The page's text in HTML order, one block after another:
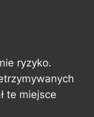
ryzyko.
te miejsce